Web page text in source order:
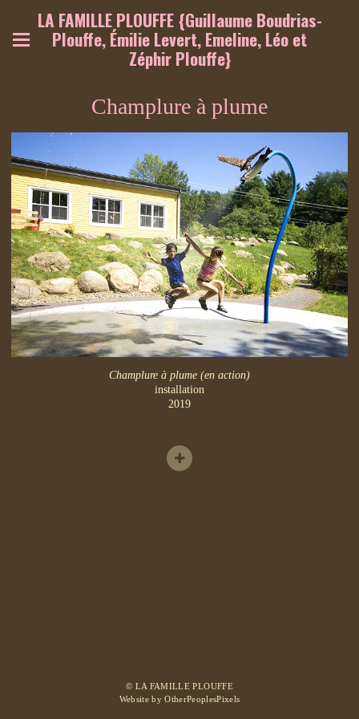
LA FAMILLE PLOUFFE {Guillaume Boudrias-
Plouffe, Émilie Levert, Emeline, Léo et
Zéphir Plouffe}
Champlure à plume
Champlure à plume (en action)
installation
2019
© LA FAMILLE PLOUFFE
Website by OtherPeoplesPixels